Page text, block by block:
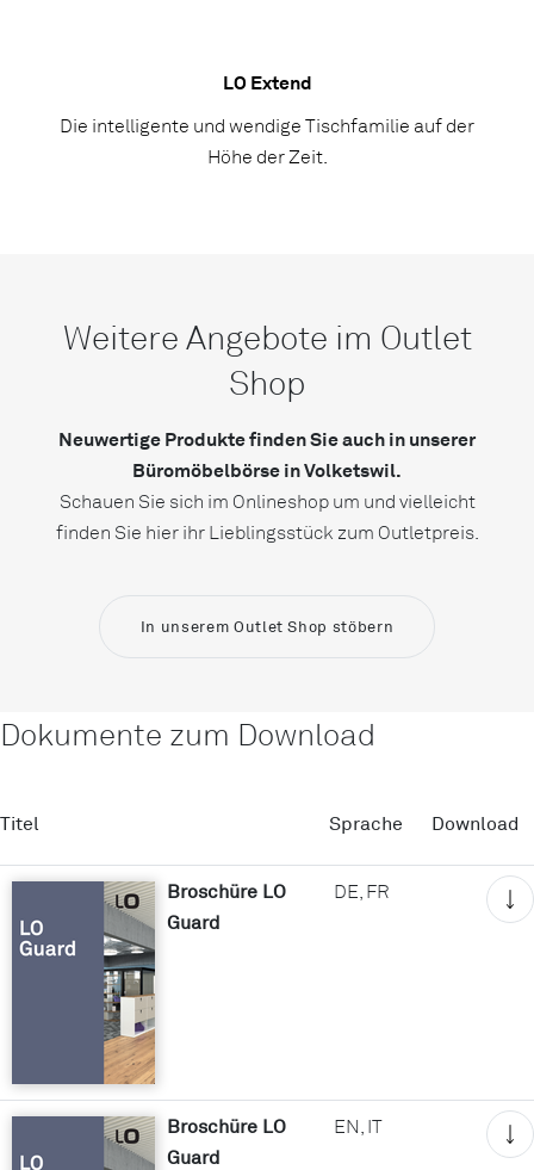
LO Extend
Die intelligente und wendige Tischfamilie auf der
Höhe der Zeit.
Weitere Angebote im Outlet
Shop
Neuwertige Produkte finden Sie auch in unserer
Büromöbelbörse in Volketswil.
Schauen Sie sich im Onlineshop um und vielleicht
finden Sie hier ihr Lieblingsstück zum Outletpreis.
In unserem Outlet Shop stöbern
Dokumente zum Download
Titel Sprache Download
Broschüre LO
Guard
DE, FR
Broschüre LO
Guard
EN, IT